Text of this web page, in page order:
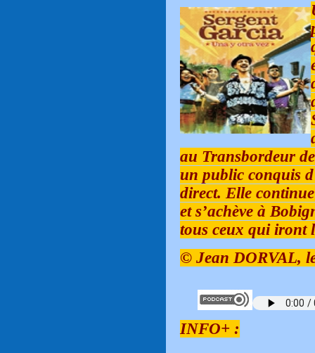
au Transbordeur
un public conquis
direct. Elle
et s’achève à
tous ceux qui iront
© Jean DORVAL,
INFO+ :